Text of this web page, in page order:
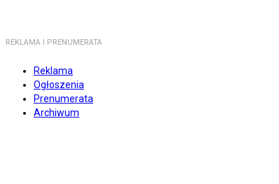
REKLAMA I PRENUMERATA
Reklama
Ogłoszenia
Prenumerata
Archiwum